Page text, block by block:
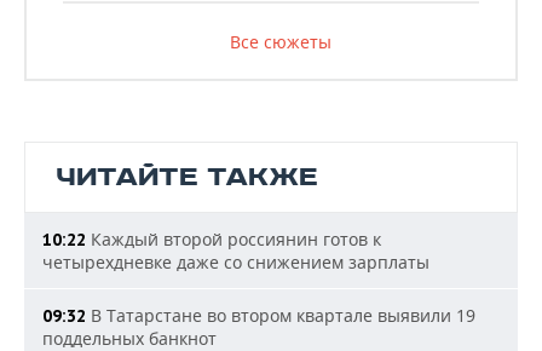
Все сюжеты
ЧИТАЙТЕ ТАКЖЕ
10:22 Каждый второй россиянин готов к
четырехдневке даже со снижением зарплаты
09:32 В Татарстане во втором квартале выявили 19
поддельных банкнот